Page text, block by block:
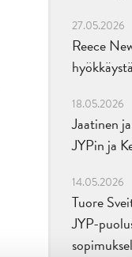
27.05.2026
Reece
18.05.2026
Jaatinen
JYPin ja
14.05.2026
Tuore
JYP-